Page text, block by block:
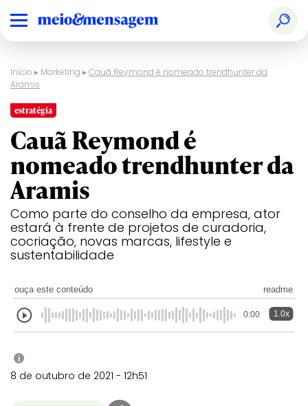
Início ▸ Marketing ▸Cauã Reymond é nomeado trendhunter da
Aramis
estratégia
Cauã Reymond é
nomeado trendhunter da
Aramis
Como parte do conselho da empresa, ator
estará à frente de projetos de curadoria,
cocriação, novas marcas, lifestyle e
sustentabilidade
ouça este conteúdo readme
0:00 1.0x
i
8 de outubro de 2021 - 12h51